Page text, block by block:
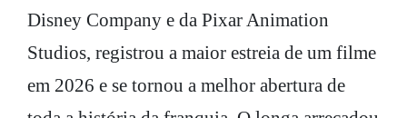
Disney Company e da Pixar Animation
Studios, registrou a maior estreia de um filme
em 2026 e se tornou a melhor abertura de